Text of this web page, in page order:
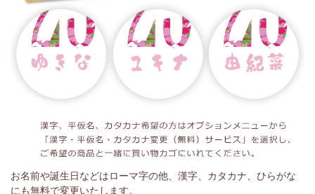
お名前や誕生日などはローマ字の他、漢字、カタカナ、ひらがな
にも無料で変更いたします。